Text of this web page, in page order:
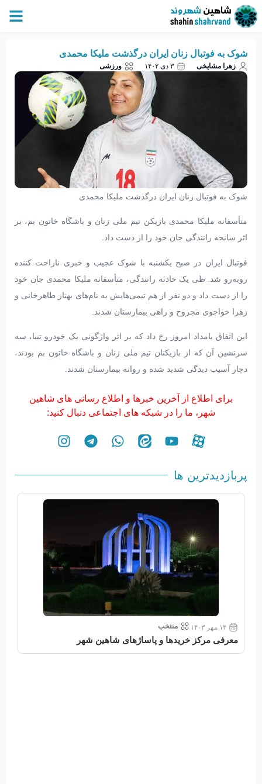
شوک به فوتبال زنان ایران درگذشت ملیکا محمدی
زهرا مشایخی ۳ دی ۱۴۰۲ ورزشی
شوک به فوتبال زنان ایران درگذشت ملیکا محمدی
متأسفانه ملیکا محمدی بازیکن تیم ملی زنان و باشگاه خاتون بم، بر
اثر سانحه رانندگی جان خود را از دست داد.
فوتبال ایران در صبح یکشنبه با شوک عجیب و خبری ناراحت کننده
روبه‌رو شد. طی یک حادثه رانندگی، متأسفانه ملیکا محمدی جان خود
را از دست داد و دو نفر از هم تیمی‌هایش به نام‌های بهناز طاهرخانی و
زهرا خواجوی مجروح و راهی بیمارستان شدند.
این اتفاق بامداد امروز رخ داد که بر اثر واژگونی یک خودرو تیبا، سه
سرنشین آن که از بازیکنان تیم ملی زنان و باشگاه خاتون بم بودند،
دچار آسیب دیدگی شدید شده و روانه بیمارستان شدند.
برای اطلاع از آخرین خبرها و اطلاع رسانی های شاهین
شهر، ما را در شبکه های اجتماعی دنبال کنید:
پربازدیدترین ها
۱۴ مهر ۱۴۰۳ منتخب
معرفی مرکز خریدها و پاساژهای شاهین شهر